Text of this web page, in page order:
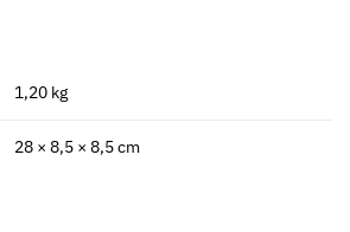
1,20 kg
28 × 8,5 × 8,5 cm